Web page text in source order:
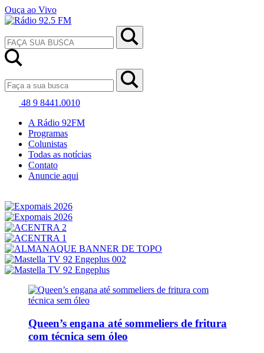
Ouça ao Vivo
48 9 8441.0010
A Rádio 92FM
Programas
Colunistas
Todas as notícias
Contato
Anuncie aqui
Queen’s engana até sommeliers de fritura
com técnica sem óleo